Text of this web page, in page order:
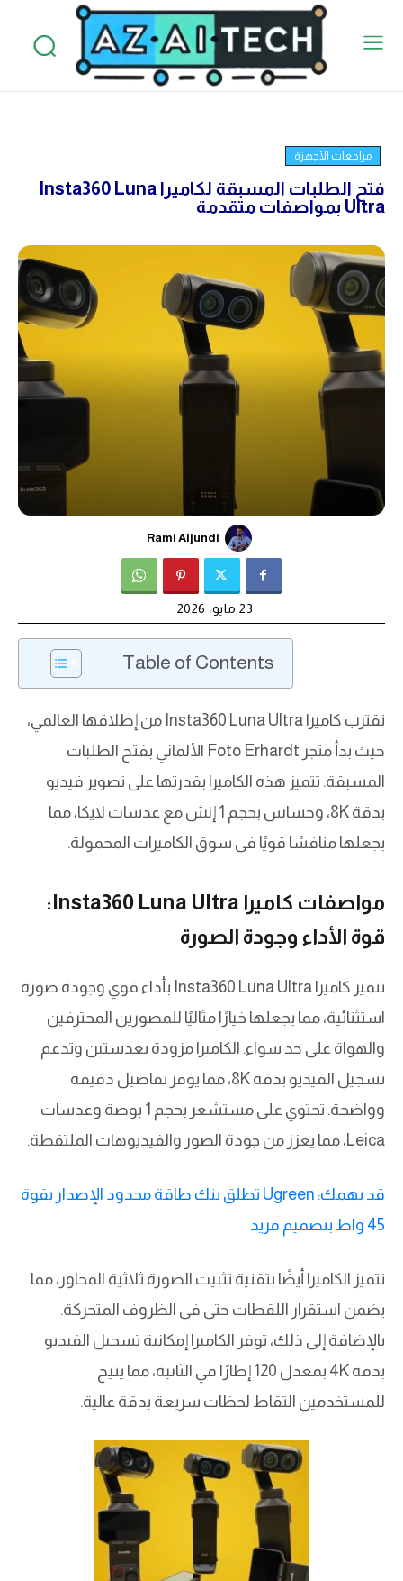
مراجعات الأجهزة
فتح الطلبات المسبقة لكاميرا Insta360 Luna
Ultra بمواصفات متقدمة
Rami Aljundi
23 مايو، 2026
Table of Contents
تقترب كاميرا Insta360 Luna Ultra من إطلاقها العالمي،
حيث بدأ متجر Foto Erhardt الألماني بفتح الطلبات
المسبقة. تتميز هذه الكاميرا بقدرتها على تصوير فيديو
بدقة 8K، وحساس بحجم 1 إنش مع عدسات لايكا، مما
يجعلها منافسًا قويًا في سوق الكاميرات المحمولة.
مواصفات كاميرا Insta360 Luna Ultra:
قوة الأداء وجودة الصورة
تتميز كاميرا Insta360 Luna Ultra بأداء قوي وجودة صورة
استثنائية، مما يجعلها خيارًا مثاليًا للمصورين المحترفين
والهواة على حد سواء. الكاميرا مزودة بعدستين وتدعم
تسجيل الفيديو بدقة 8K، مما يوفر تفاصيل دقيقة
وواضحة. تحتوي على مستشعر بحجم 1 بوصة وعدسات
Leica، مما يعزز من جودة الصور والفيديوهات الملتقطة.
قد يهمك: Ugreen تطلق بنك طاقة محدود الإصدار بقوة
45 واط بتصميم فريد
تتميز الكاميرا أيضًا بتقنية تثبيت الصورة ثلاثية المحاور، مما
يضمن استقرار اللقطات حتى في الظروف المتحركة.
بالإضافة إلى ذلك، توفر الكاميرا إمكانية تسجيل الفيديو
بدقة 4K بمعدل 120 إطارًا في الثانية، مما يتيح
للمستخدمين التقاط لحظات سريعة بدقة عالية.